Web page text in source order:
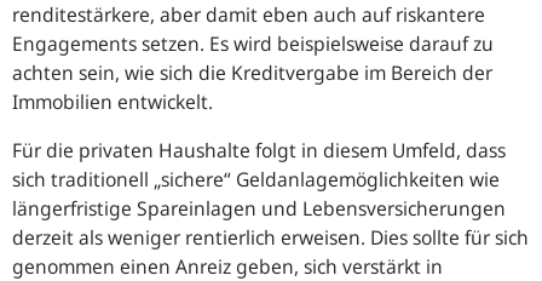
renditestärkere, aber damit eben auch auf riskantere
Engagements setzen. Es wird beispielsweise darauf zu
achten sein, wie sich die Kreditvergabe im Bereich der
Immobilien entwickelt.
Für die privaten Haushalte folgt in diesem Umfeld, dass
sich traditionell „sichere“ Geldanlagemöglichkeiten wie
längerfristige Spareinlagen und Lebensversicherungen
derzeit als weniger rentierlich erweisen. Dies sollte für sich
genommen einen Anreiz geben, sich verstärkt in